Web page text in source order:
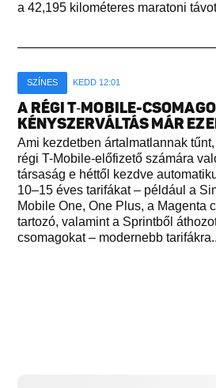
a 42,195 kilométeres maratoni
SZÍNES KEDD 12:01
A RÉGI T‑MOBILE-
KÉNYSZERVÁLTÁS MÁR
Ami kezdetben ártalmatlannak
régi T-Mobile-előfizető számára
társaság e héttől kezdve
10–15 éves tarifákat – például a
Mobile One, One Plus, a Magenta
tartozó, valamint a Sprintből
csomagokat – modernebb